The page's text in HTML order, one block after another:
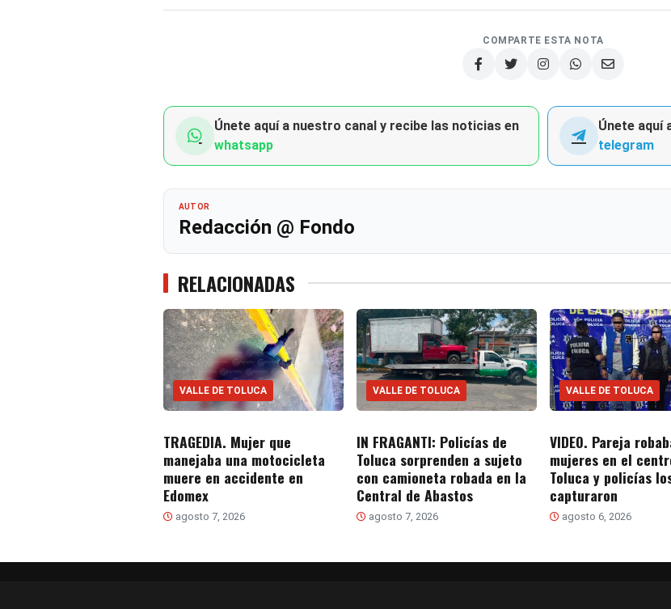
COMPARTE ESTA NOTA
Únete aquí a nuestro canal y recibe las noticias en
whatsapp
Únete aquí
telegram
AUTOR
Redacción @ Fondo
RELACIONADAS
VALLE DE TOLUCA
TRAGEDIA. Mujer que
manejaba una motocicleta
muere en accidente en
Edomex
agosto 7, 2026
VALLE DE TOLUCA
IN FRAGANTI: Policías de
Toluca sorprenden a sujeto
con camioneta robada en la
Central de Abastos
agosto 7, 2026
VALLE DE TOLUCA
VIDEO. Pareja
mujeres en el
Toluca y policías
capturaron
agosto 6, 2026